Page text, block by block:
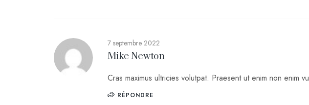
7 septembre 2022
Mike Newton
Cras maximus ultricies volutpat. Praesent ut enim non enim
RÉPONDRE